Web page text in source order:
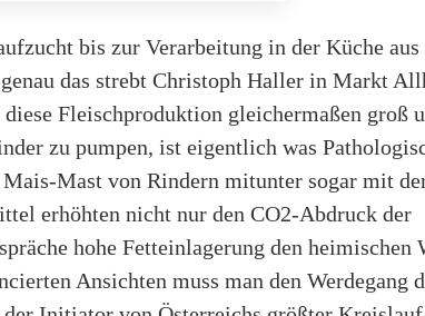
bis zur Verarbeitung in der Küche aus
das strebt Christoph Haller in Markt
Fleischproduktion gleichermaßen groß
zu pumpen, ist eigentlich was
Mast von Rindern mitunter sogar mit
erhöhten nicht nur den CO2-Abdruck der
hohe Fetteinlagerung den heimischen
Ansichten muss man den Werdegang